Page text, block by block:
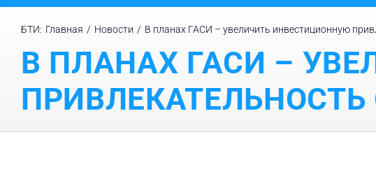
БТИ: Главная / Новости / В планах ГАСИ – увеличить инвестиционную
В ПЛАНАХ ГАСИ –
ПРИВЛЕКАТЕЛЬНОСТЬ